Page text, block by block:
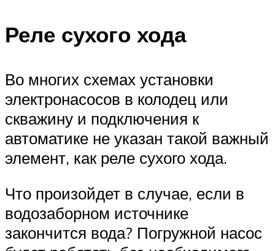
Реле сухого хода
Во многих схемах установки
электронасосов в колодец или
скважину и подключения к
автоматике не указан такой важный
элемент, как реле сухого хода.
Что произойдет в случае, если в
водозаборном источнике
закончится вода? Погружной насос